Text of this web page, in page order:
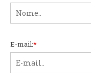
E-mail:*